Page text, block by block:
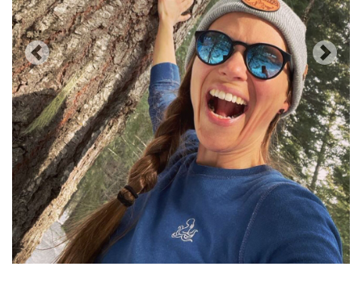
Previous Next